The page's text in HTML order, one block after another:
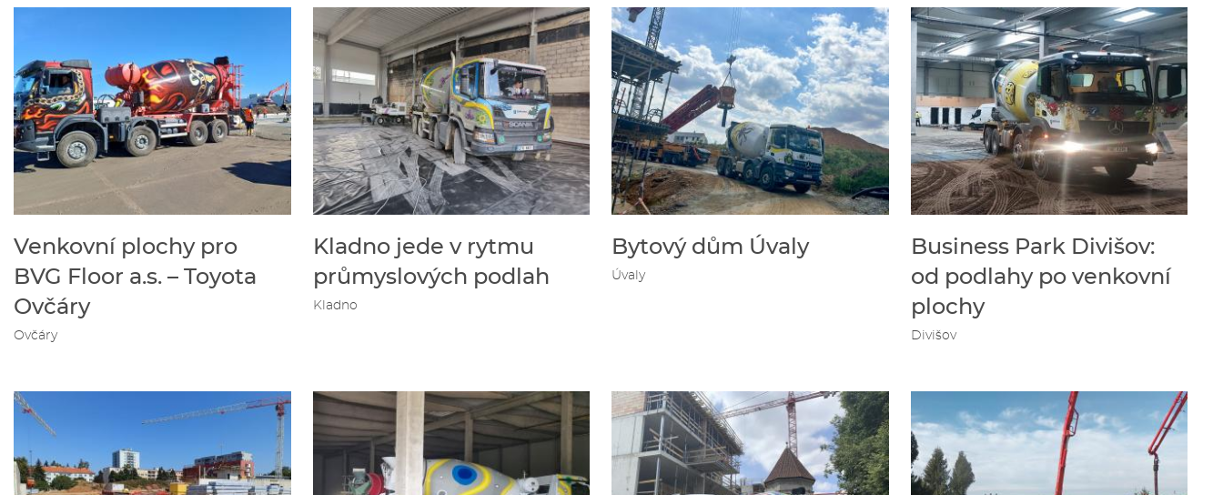
Venkovní plochy pro
BVG Floor a.s. – Toyota
Ovčáry
Ovčáry
Kladno jede v rytmu
průmyslových podlah
Kladno
Bytový dům Úvaly
Úvaly
Business Park Divišov:
od podlahy po venkovní
plochy
Divišov